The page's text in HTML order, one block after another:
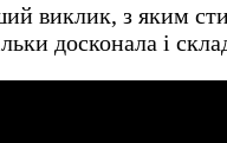
виклик, з яким
досконала і